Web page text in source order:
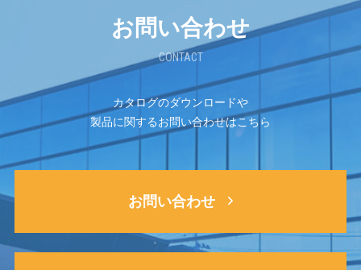
お問い合わせ
CONTACT
カタログのダウンロードや
製品に関するお問い合わせはこちら
お問い合わせ